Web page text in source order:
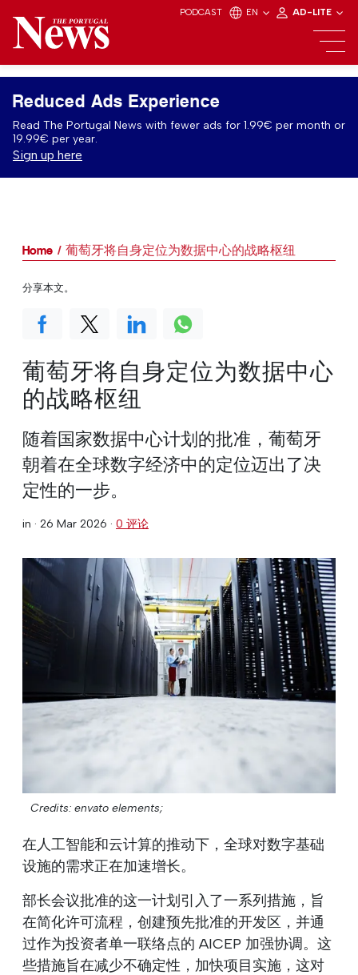
PODCAST EN AD-LITE
Reduced Ads Experience
Read The Portugal News with fewer ads for 1.99€ per month or
19.99€ per year.
Sign up here
Home 葡萄牙将自身定位为数据中心的战略枢纽
葡萄牙将自身定位为数据中心
的战略枢纽
随着国家数据中心计划的批准，葡萄牙
朝着在全球数字经济中的定位迈出了决
定性的一步。
in · 26 Mar 2026 · 0 评论
Credits: envato elements;
在人工智能和云计算的推动下，全球对数字基础
设施的需求正在加速增长。
部长会议批准的这一计划引入了一系列措施，旨
在简化许可流程，创建预先批准的开发区，并通
过作为投资者单一联络点的 AICEP 加强协调。这
些措施旨在减少不确定性，加快项目实施，这对
分享本文。